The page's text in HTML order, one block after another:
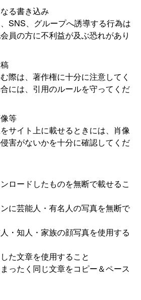
る書き込み
SNS、グループへ誘導する行為は
員の方に不利益が及ぶ恐れがあり
際は、著作権に十分に注意してく
には、引用のルールを守ってくだ
等
サイト上に載せるときには、肖像
害がないかを十分に確認してくだ
ロードしたものを無断で載せるこ
に芸能人・有名人の写真を無断で
・知人・家族の顔写真を使用する
た文章を使用すること
ったく同じ文章をコピー＆ペース